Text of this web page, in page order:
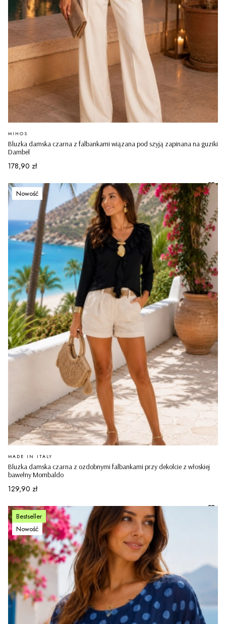
Bluzka damska czarna z falbankami wiązana pod szyją zapinana na guziki
Dambel
PRODUCENT
MIHOS
Cena
178,90 zł
Nowość
Bluzka damska czarna z ozdobnymi falbankami przy dekolcie z włoskiej
bawełny Mombaldo
PRODUCENT
MADE IN ITALY
Cena
129,90 zł
Bestseller
Nowość